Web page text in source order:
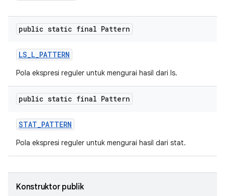
public static final Pattern
LS_L_PATTERN
Pola ekspresi reguler untuk mengurai hasil dari ls.
public static final Pattern
STAT_PATTERN
Pola ekspresi reguler untuk mengurai hasil dari stat.
Konstruktor publik